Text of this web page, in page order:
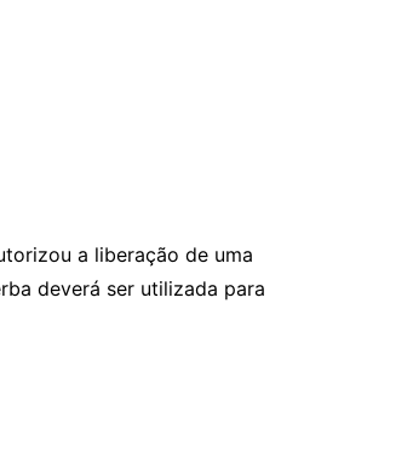
a liberação de uma
deverá ser utilizada para